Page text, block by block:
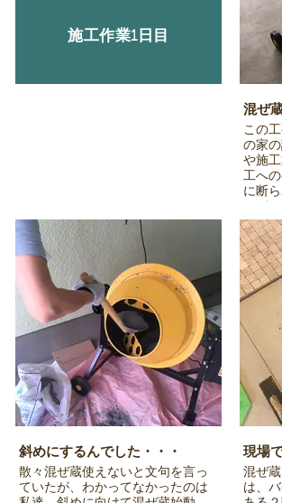
​施工作業1日目
混ぜ
この
の家
や施
工へ
に断
のが
する
ズの
斜めにするんでした・・・
散々混ぜ蔵使えないと文句を言っ
ていたが、わかってなかったのは
現場
混ぜ
は、